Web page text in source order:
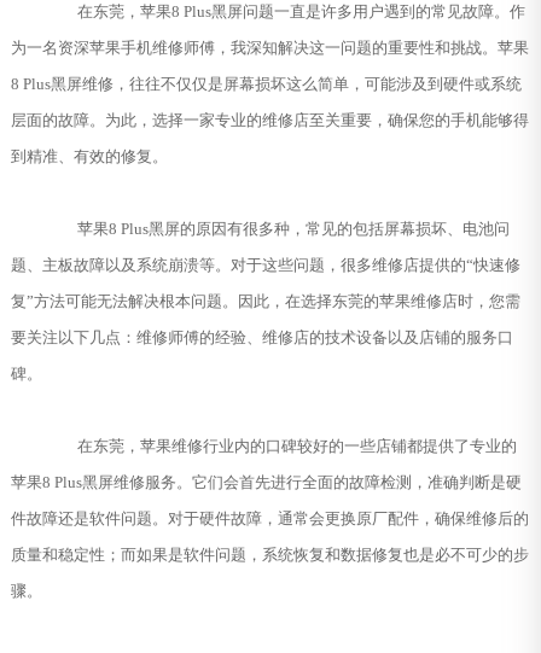
在东莞，苹果8 Plus黑屏问题一直是许多用户遇到的常见故障。作
为一名资深苹果手机维修师傅，我深知解决这一问题的重要性和挑战。苹果
8 Plus黑屏维修，往往不仅仅是屏幕损坏这么简单，可能涉及到硬件或系统
层面的故障。为此，选择一家专业的维修店至关重要，确保您的手机能够得
到精准、有效的修复。
苹果8 Plus黑屏的原因有很多种，常见的包括屏幕损坏、电池问
题、主板故障以及系统崩溃等。对于这些问题，很多维修店提供的“快速修
复”方法可能无法解决根本问题。因此，在选择东莞的苹果维修店时，您需
要关注以下几点：维修师傅的经验、维修店的技术设备以及店铺的服务口
碑。
在东莞，苹果维修行业内的口碑较好的一些店铺都提供了专业的
苹果8 Plus黑屏维修服务。它们会首先进行全面的故障检测，准确判断是硬
件故障还是软件问题。对于硬件故障，通常会更换原厂配件，确保维修后的
质量和稳定性；而如果是软件问题，系统恢复和数据修复也是必不可少的步
骤。